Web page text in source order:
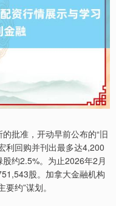
批准，开动早前公布的“旧
利回购并刊出最多达4,200
约2.5%。为止2026年2月
股。加拿大金融机构
约”谋划。